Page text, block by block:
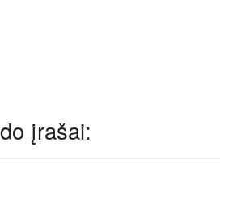
įrašai: